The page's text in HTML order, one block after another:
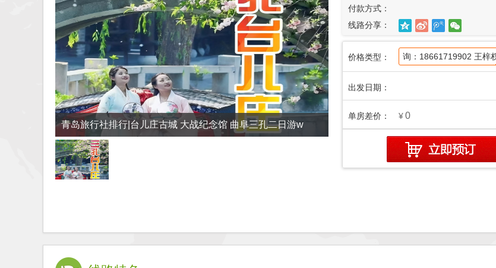
青岛旅行社排行|台儿庄古城 大战纪念馆 曲阜三孔二日游w
付款方式：
线路分享：
价格类型： 询：18661719902 王梓
出发日期：
单房差价： ¥0